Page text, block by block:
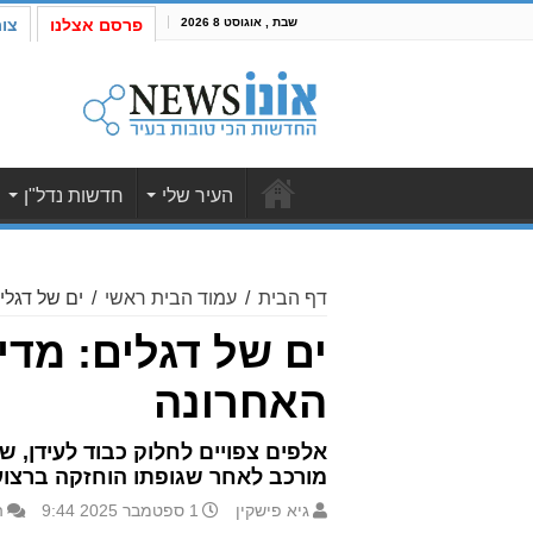
שבת , אוגוסט 8 2026 פרסם אצלנו
העיר שלי חדשות נדל"ן
דף הבית / עמוד הבית ראשי / ים של
ים של דגלים:
האחרונה
אלפים צפויים לחלוק כבוד
מורכב לאחר שגופתו הוחזקה
גיא פישקין 1 ספטמבר 2025 9:44